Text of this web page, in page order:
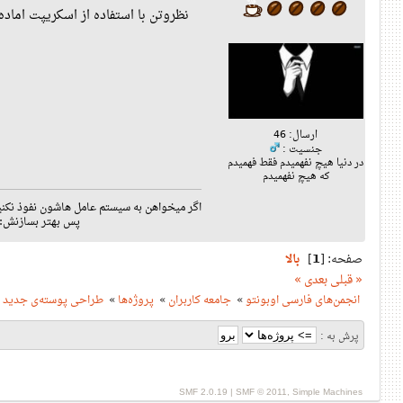
ارسال: 46
جنسیت :
در دنیا هیچ نفهمیدم فقط فهمیدم
که هیچ نفهمیدم
نظروتن با استفاده از اسکریپت
اگر میخواهن به سیستم عامل هاشون نفوذ
پس بهتر
صفحه: [1
] بالا
« قبلیبعدی »
انجمن‌های فارسی اوبونتو» جامعه کاربران» پروژه‌ها» طراحی پوسته‌ی جدید
پرش به :
SMF 2.0.19 SMF © 2011, Simple Machines